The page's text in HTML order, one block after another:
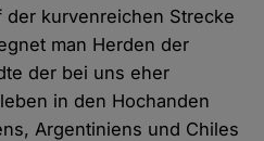
der kurvenreichen Strecke
man Herden der
der bei uns eher
in den Hochanden
Argentiniens und Chiles